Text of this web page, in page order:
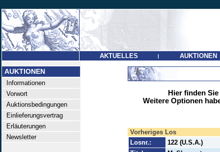
AKTUELLES | AUKTIONEN
AUKTIONEN
Informationen
Vorwort
Auktionsbedingungen
Einlieferungsvertrag
Erläuterungen
Newsletter
Hier finden
Weitere Optionen
Vorheriges Los
Losnr.:
122 (U.S.A.)